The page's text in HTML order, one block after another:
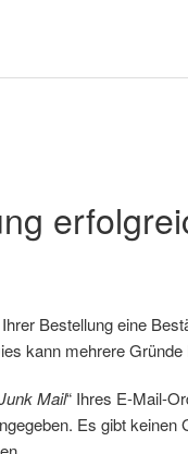
Bestellung eine
kann mehrere Gründe
Mail“ Ihres E-Mail-
Es gibt